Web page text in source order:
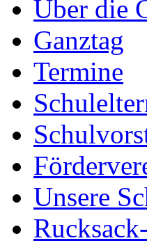
Über die
Ganztag
Termine
Unsere